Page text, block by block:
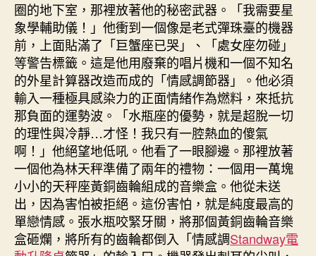
圈的地下室，那裡放著他的秘密武器。「我需要星
象學輔助儀！」他衝到一個像是老式彈珠臺的機器
前，上面貼滿了「巨蟹座已哭」、「處女座勿碰」
等警告標籤。這是他用廢棄的唱片機和一個不知名
的外星計算器改造而成的「情感調節器」。他必須
輸入一種極具感染力的正面情緒作為燃料，來抵抗
那負面的運勢波。「水瓶座的優勢，就是超脫一切
的理性與冷靜…才怪！我只有一腔熱血的傻氣
啊！」他絕望地低吼。他看了一眼腳邊。那裡放著
一個他為林天秤準備了兩年的禮物：一個用一萬塊
小小的天秤座黃銅齒輪組成的音樂盒。他從未送
出，因為害怕被拒絕。這份害怕，就是純度最高的
單戀情感。張水瓶咬緊牙關，將那個黃銅齒輪音樂
盒砸爛，將所有的齒輪都倒入「情感調Standway電